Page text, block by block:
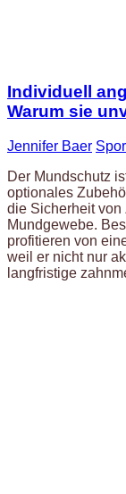
Individuell
Warum sie
Jennifer Baer
Der Mundschutz
optionales
die Sicherheit
Mundgewebe.
profitieren von
weil er nicht nur
langfristige